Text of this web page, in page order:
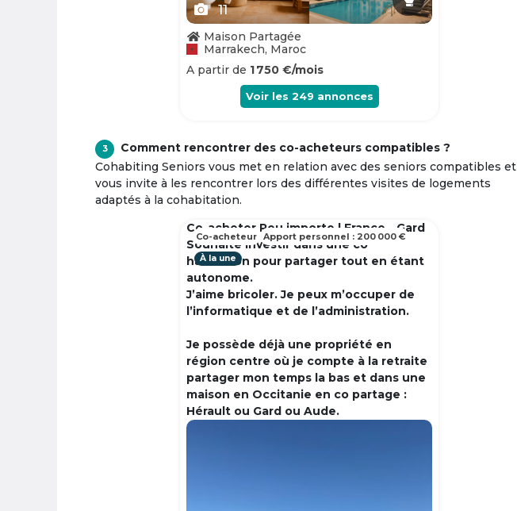
11
Maison Partagée
Marrakech, Maroc
A partir de 1 750 €/mois
Voir les 249 annonces
3
Comment rencontrer des co-acheteurs compatibles ?
Cohabiting Seniors vous met en relation avec des seniors compatibles et
vous invite à les rencontrer lors des différentes visites de logements
adaptés à la cohabitation.
Co-acheter Peu importe | France - Gard
Souhaite investir dans une co
habitation pour partager tout en étant
autonome.
J’aime bricoler. Je peux m’occuper de
l’informatique et de l’administration.
Je possède déjà une propriété en
région centre où je compte à la retraite
partager mon temps la bas et dans une
maison en Occitanie en co partage :
Hérault ou Gard ou Aude.
À la une
Co-acheteur Apport personnel : 200 000 €